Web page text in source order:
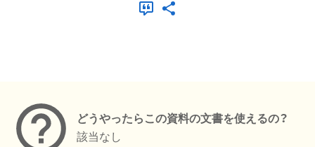
どうやったらこの資料の文書を使えるの？
該当なし